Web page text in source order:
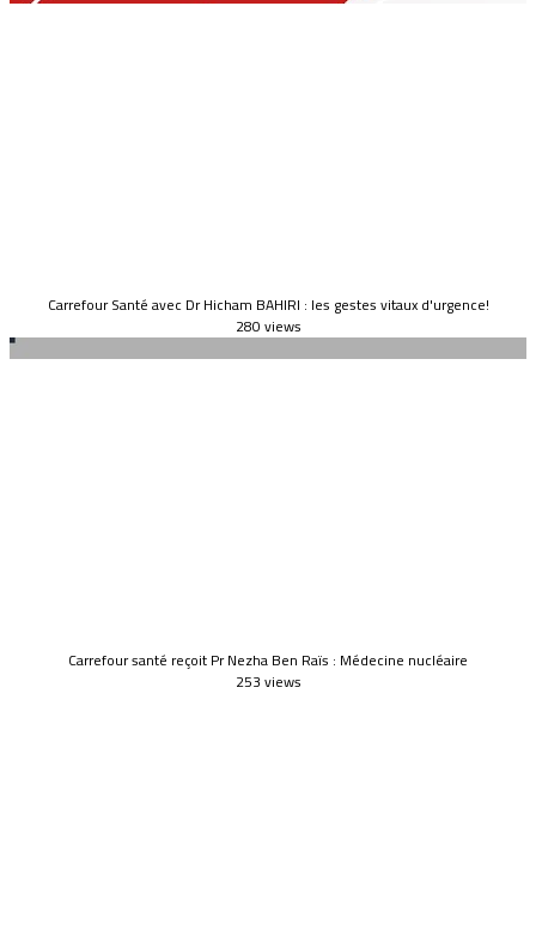
Carrefour Santé avec Dr Hicham BAHIRI : les gestes vitaux d'urgence!
280 views
Carrefour santé reçoit Pr Nezha Ben Raïs : Médecine nucléaire
253 views